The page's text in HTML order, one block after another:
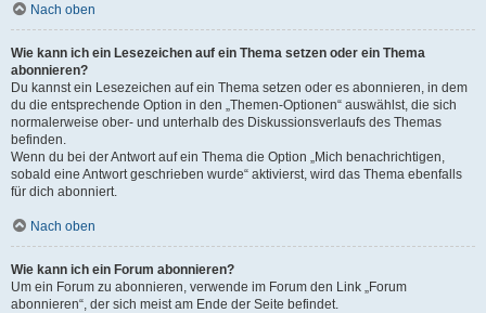
Nach oben
Wie kann ich ein Lesezeichen auf ein Thema setzen oder ein Thema
abonnieren?
Du kannst ein Lesezeichen auf ein Thema setzen oder es abonnieren, in dem
du die entsprechende Option in den „Themen-Optionen“ auswählst, die sich
normalerweise ober- und unterhalb des Diskussionsverlaufs des Themas
befinden.
Wenn du bei der Antwort auf ein Thema die Option „Mich benachrichtigen,
sobald eine Antwort geschrieben wurde“ aktivierst, wird das Thema ebenfalls
für dich abonniert.
Nach oben
Wie kann ich ein Forum abonnieren?
Um ein Forum zu abonnieren, verwende im Forum den Link „Forum
abonnieren“, der sich meist am Ende der Seite befindet.